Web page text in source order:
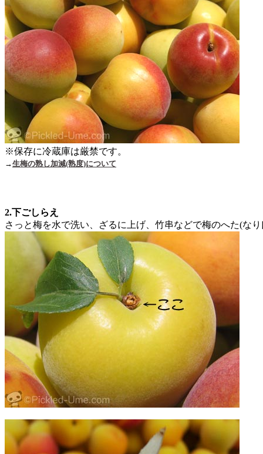
※保存に冷蔵庫は厳禁です。
→生梅の熟し加減(熟度)について
2.下ごしらえ
さっと梅を水で洗い、ざるに上げ、竹串などで梅のへた(な